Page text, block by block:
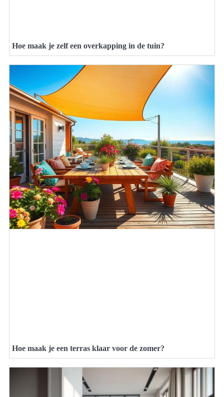
Hoe maak je zelf een overkapping in de tuin?
Hoe maak je een terras klaar voor de zomer?